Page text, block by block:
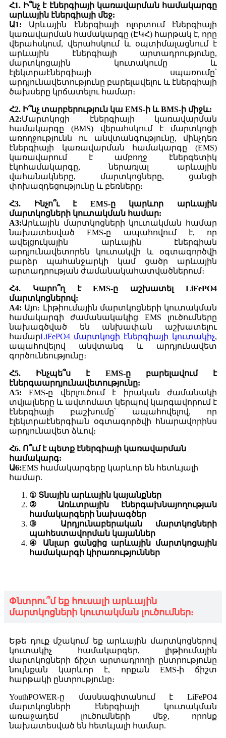
Հ1. Ի՞նչ է էներգիայի կառավարման համակարգը
արևային էներգիայի մեջ:
Ա1:
Արևային էներգիայի ոլորտում էներգիայի
կառավարման համակարգը (ԷԿՀ) հարթակ է, որը
վերահսկում, վերահսկում և օպտիմալացնում է
արևային էներգիայի արտադրությունը,
մարտկոցային կուտակումը և
էլեկտրաէներգիայի սպառումը՝
արդյունավետությունը բարելավելու և էներգիայի
ծախսերը կրճատելու համար։
Հ2. Ի՞նչ տարբերություն կա EMS-ի և BMS-ի միջև:
A2:Մարտկոցի էներգիայի կառավարման
համակարգը (BMS) վերահսկում է մարտկոցի
առողջությունն ու անվտանգությունը, մինչդեռ
էներգիայի կառավարման համակարգը (EMS)
կառավարում է ամբողջ էներգետիկ
էկոհամակարգը, ներառյալ արևային
վահանակները, մարտկոցները, ցանցի
փոխազդեցությունը և բեռները։
Հ3. Ինչո՞ւ է EMS-ը կարևոր արևային
մարտկոցների կուտակման համար:
A3:Արևային մարտկոցների կուտակման համար
նախատեսված EMS-ը ապահովում է, որ
ավելցուկային արևային էներգիան
արդյունավետորեն կուտակվի և օգտագործվի
բարձր պահանջարկի կամ ցածր արևային
արտադրության ժամանակահատվածներում։
Հ4. Կարո՞ղ է EMS-ը աշխատել LiFePO4
մարտկոցներով:
A4: Այո։ Լիթիումային մարտկոցների կուտակման
համակարգի ժամանակակից EMS լուծումները
նախագծված են անխափան աշխատելու
համարLiFePO4 մարտկոցի էներգիայի կուտակիչ,
ապահովելով անվտանգ և արդյունավետ
գործունեությունը։
Հ5. Ինչպե՞ս է EMS-ը բարելավում է
էներգաարդյունավետությունը:
A5:
EMS-ը վերլուծում է իրական ժամանակի
տվյալները և ավտոմատ կերպով կարգավորում է
էներգիայի բաշխումը՝ ապահովելով, որ
էլեկտրաէներգիան օգտագործվի հնարավորինս
արդյունավետ ձևով։
Հ6. Ո՞ւմ է պետք էներգիայի կառավարման
համակարգ:
Ա6:EMS համակարգերը կարևոր են հետևյալի
համար.
① Տնային արևային կայանքներ
② Առևտրային էներգախնայողության
համակարգերի նախագծեր
③ Արդյունաբերական մարտկոցների
պահեստավորման կայաններ
④ Անլար ցանցից արևային մարտկոցային
համակարգի կիրառություններ
Փնտրու՞մ եք հուսալի արևային
մարտկոցների կուտակման լուծումներ:
Եթե ​​դուք մշակում եք արևային մարտկոցներով
կուտակիչ համակարգեր, լիթիումային
մարտկոցների ճիշտ արտադրողի ընտրությունը
նույնքան կարևոր է, որքան EMS-ի ճիշտ
հարթակի ընտրությունը։
YouthPOWER-ը մասնագիտանում է LiFePO4
մարտկոցների էներգիայի կուտակման
առաջադեմ լուծումների մեջ, որոնք
նախատեսված են հետևյալի համար.